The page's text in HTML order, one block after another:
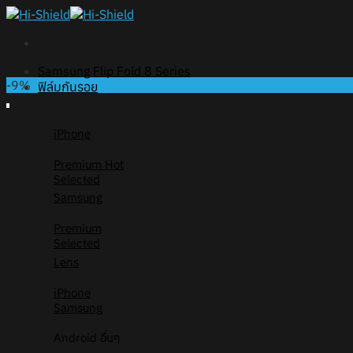
Skip
Samsung Flip Fold 8 Series
ฟิล์มกันรอย
iPhone
Premium
Selected
Samsung
Premium
Selected
Lens
iPhone
Samsung
Android อื่นๆ
-9%